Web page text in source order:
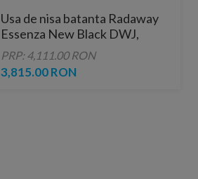
Usa de nisa batanta Radaway
Essenza New Black DWJ,
130 x H200 cm profil negru
mat, stanga
PRP: 4,111.00 RON
3,815.00 RON